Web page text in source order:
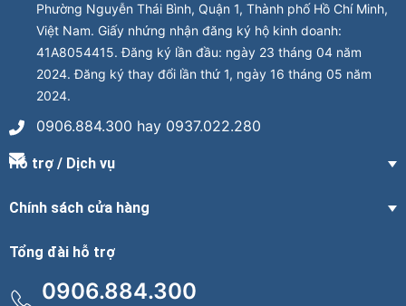
Phường Nguyễn Thái Bình, Quận 1, Thành phố Hồ Chí Minh,
Việt Nam. Giấy nhứng nhận đăng ký hộ kinh doanh:
41A8054415. Đăng ký lần đầu: ngày 23 tháng 04 năm
2024. Đăng ký thay đổi lần thứ 1, ngày 16 tháng 05 năm
2024.
0906.884.300 hay 0937.022.280
Hỗ trợ / Dịch vụ
Chính sách cửa hàng
Tổng đài hỗ trợ
0906.884.300